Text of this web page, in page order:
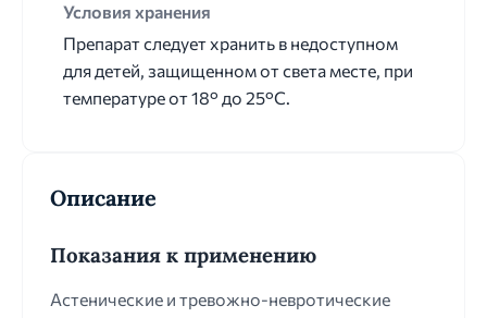
Условия хранения
Препарат следует хранить в недоступном
для детей, защищенном от света месте, при
температуре от 18° до 25°C.
Описание
Показания к применению
Астенические и тревожно-невротические